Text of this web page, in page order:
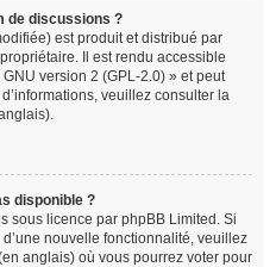
de discussions ?
est produit et distribué par
Il est rendu accessible
version 2 (GPL-2.0) » et peut
veuillez consulter la
disponible ?
sous licence par phpBB Limited. Si
nouvelle fonctionnalité, veuillez
anglais) où vous pourrez voter pour